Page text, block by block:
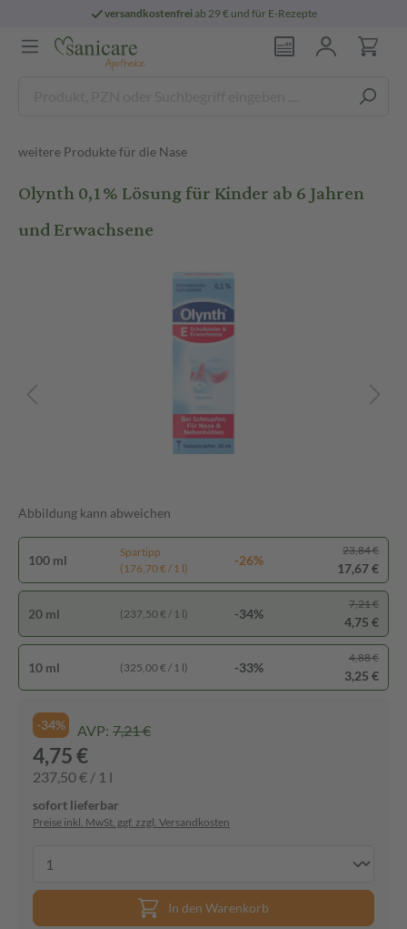
versandkostenfreiab 29 € und für E-Rezepte
weitere Produkte für die Nase
Olynth 0,1% Lösung für Kinder ab 6 Jahren
und Erwachsene
Abbildung kann abweichen
100 ml
Spartipp
(176,70 € / 1 l)
-26%
23,84 €
17,67 €
20 ml (237,50 € / 1 l) -34%
7,21 €
4,75 €
10 ml (325,00 € / 1 l) -33%
4,88 €
3,25 €
-34% AVP: 7,21 €
4,75 €
237,50 € / 1 l
sofort lieferbar
Preise inkl. MwSt. ggf. zzgl. Versandkosten
In den Warenkorb